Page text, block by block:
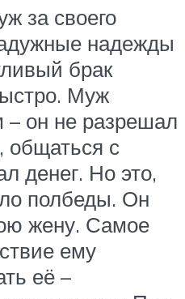
за своего
надежды
брак
Муж
– он не разрешал
общаться с
денег. Но это,
полбеды. Он
жену. Самое
ему
её –